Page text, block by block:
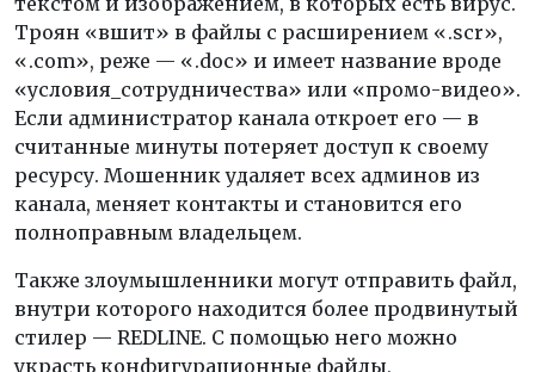
Троян «вшит» в файлы с расширением «.scr»,
«.com», реже — «.doc» и имеет название вроде
«условия_сотрудничества» или «промо-видео».
Если администратор канала откроет его — в
считанные минуты потеряет доступ к своему
ресурсу. Мошенник удаляет всех админов из
канала, меняет контакты и становится его
полноправным владельцем.
Также злоумышленники могут отправить файл,
внутри которого находится более продвинутый
стилер — REDLINE. С помощью него можно
украсть конфигурационные файлы,